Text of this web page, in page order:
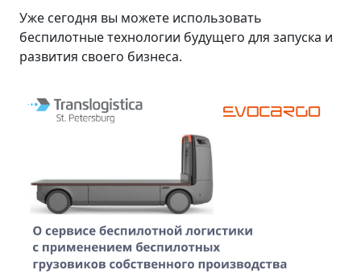
Уже сегодня вы можете использовать
беспилотные технологии будущего для запуска и
развития своего бизнеса.